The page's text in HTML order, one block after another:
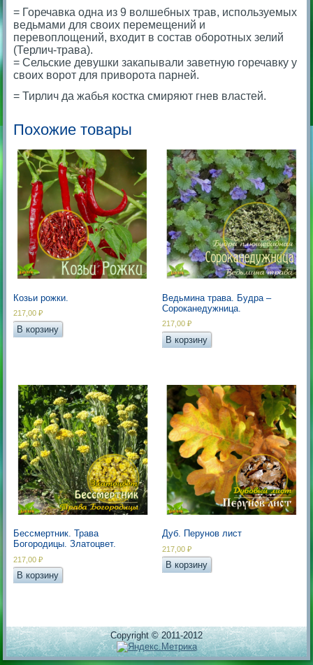
= Горечавка одна из 9 волшебных трав, используемых
ведьмами для своих перемещений и
перевоплощений, входит в состав оборотных зелий
(Терлич-трава).
= Сельские девушки закапывали заветную горечавку у
своих ворот для приворота парней.
= Тирлич да жабья костка смиряют гнев властей.
Похожие товары
Козьи рожки.
217,00₽
В корзину
Ведьмина трава. Будра –
Сороканедужница.
217,00₽
В корзину
Бессмертник. Трава
Богородицы. Златоцвет.
217,00₽
В корзину
Дуб. Перунов лист
217,00₽
В корзину
Copyright © 2011-2012